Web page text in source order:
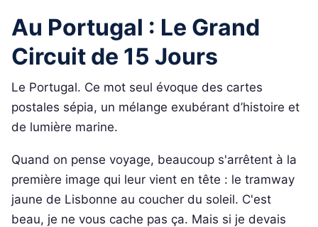
Au Portugal : Le Grand
Circuit de 15 Jours
Le Portugal. Ce mot seul évoque des cartes
postales sépia, un mélange exubérant d’histoire et
de lumière marine.
Quand on pense voyage, beaucoup s'arrêtent à la
première image qui leur vient en tête : le tramway
jaune de Lisbonne au coucher du soleil. C'est
beau, je ne vous cache pas ça. Mais si je devais